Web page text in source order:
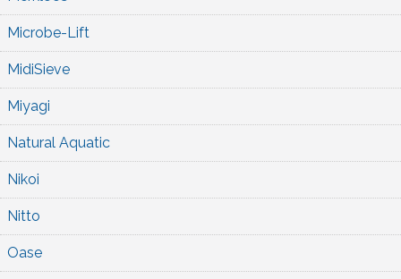
Microbe-Lift
MidiSieve
Miyagi
Natural Aquatic
Nikoi
Nitto
Oase